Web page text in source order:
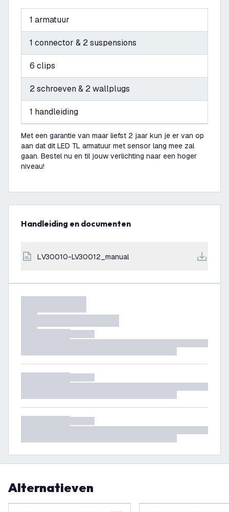
1 armatuur
1 connector & 2 suspensions
6 clips
2 schroeven & 2 wallplugs
1 handleiding
Met een garantie van maar liefst 2 jaar kun je er van op
aan dat dit LED TL armatuur met sensor lang mee zal
gaan. Bestel nu en til jouw verlichting naar een hoger
niveau!
Handleiding en documenten
LV30010-LV30012_manual
Alternatieven